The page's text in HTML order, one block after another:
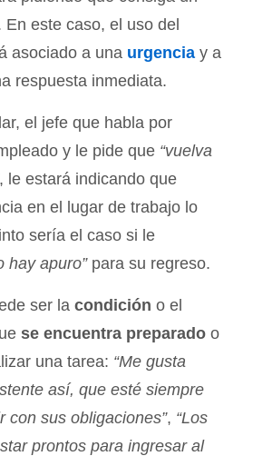
En este caso, el uso del
asociado a una urgencia y a
respuesta inmediata.
el jefe que habla por
y le pide que “vuelva
, le estará indicando que
en el lugar de trabajo lo
sería el caso si le
hay apuro”para su regreso.
ser la condición o el
se encuentra preparado o
una tarea: “Me gusta
así, que esté siempre
con sus obligaciones”, “Los
prontos para ingresar al